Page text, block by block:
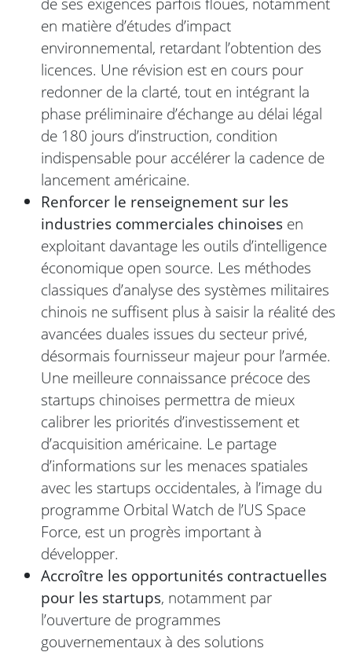
en matière d’études d’impact
environnemental, retardant l’obtention des
licences. Une révision est en cours pour
redonner de la clarté, tout en intégrant la
phase préliminaire d’échange au délai légal
de 180 jours d’instruction, condition
indispensable pour accélérer la cadence de
lancement américaine.
Renforcer le renseignement sur les
industries commerciales chinoises en
exploitant davantage les outils d’intelligence
économique open source. Les méthodes
classiques d’analyse des systèmes militaires
chinois ne suffisent plus à saisir la réalité des
avancées duales issues du secteur privé,
désormais fournisseur majeur pour l’armée.
Une meilleure connaissance précoce des
startups chinoises permettra de mieux
calibrer les priorités d’investissement et
d’acquisition américaine. Le partage
d’informations sur les menaces spatiales
avec les startups occidentales, à l’image du
programme Orbital Watch de l’US Space
Force, est un progrès important à
développer.
Accroître les opportunités contractuelles
pour les startups, notamment par
l’ouverture de programmes
gouvernementaux à des solutions